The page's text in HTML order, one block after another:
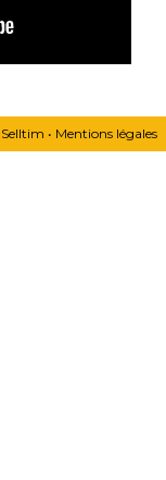
Selltim • Mentions légales